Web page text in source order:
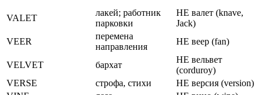
VALET
лакей; работник
парковки
НЕ валет (knave,
Jack)
VEER
перемена
направления
НЕ веер (fan)
VELVET баpхат
НЕ вельвет
(corduroy)
VERSE
строфа, стихи
НЕ веpсия (version)